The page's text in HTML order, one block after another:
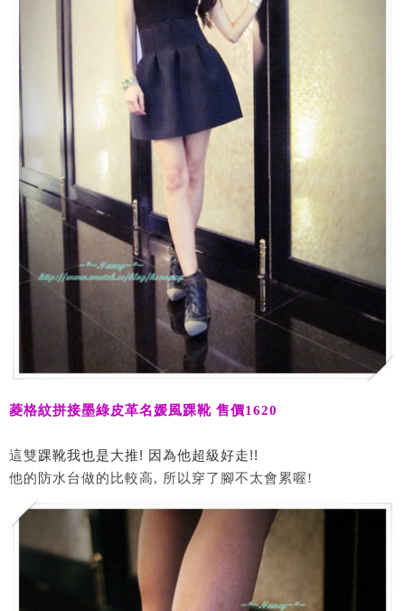
菱格紋拼接墨綠皮革名媛風踝靴 售價1620
這雙踝靴我也是大推! 因為他超級好走!!
他的防水台做的比較高, 所以穿了腳不太會累喔!